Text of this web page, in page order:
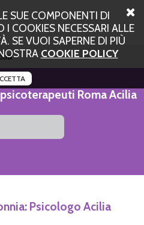
SUE COMPONENTI DI
I COOKIES NECESSARI ALLE
SE VUOI SAPERNE DI PIÙ
COOKIE POLICY
Roma Acilia
Psicologo Acilia